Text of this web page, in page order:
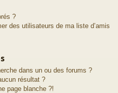
?
des utilisateurs de ma liste d’amis
dans un ou des forums ?
résultat ?
page blanche ?!